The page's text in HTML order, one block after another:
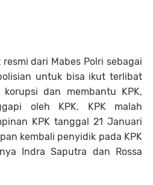
dari Mabes Polri sebagai
untuk bisa ikut terlibat
dan membantu KPK,
oleh KPK. KPK malah
KPK tanggal 21 Januari
kembali penyidik pada KPK
Indra Saputra dan Rossa